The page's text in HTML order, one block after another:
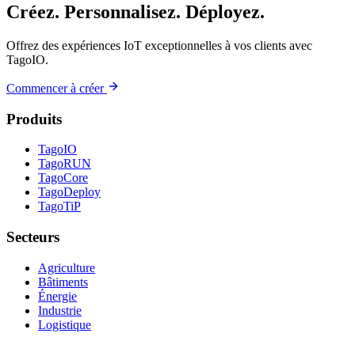
Créez. Personnalisez. Déployez.
Offrez des expériences IoT exceptionnelles à vos clients avec
TagoIO.
Commencer à créer
Produits
TagoIO
TagoRUN
TagoCore
TagoDeploy
TagoTiP
Secteurs
Agriculture
Bâtiments
Énergie
Industrie
Logistique